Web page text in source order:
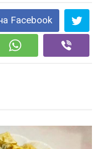
Facebook